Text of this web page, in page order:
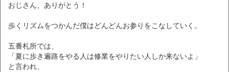
おじさん、ありがとう！
歩くリズムをつかんだ僕はどんどんお参りをこなしていく。
五番札所では、
「夏に歩き遍路をやる人は修業をやりたい人しか来ないよ」
と言われ、